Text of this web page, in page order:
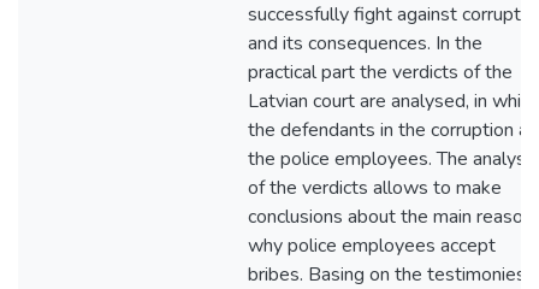
successfully fight against
and its consequences. In the
practical part the verdicts of the
Latvian court are analysed, in which
the defendants in the corruption
the police employees. The analysis
of the verdicts allows to make
conclusions about the main
why police employees accept
bribes. Basing on the testimonies